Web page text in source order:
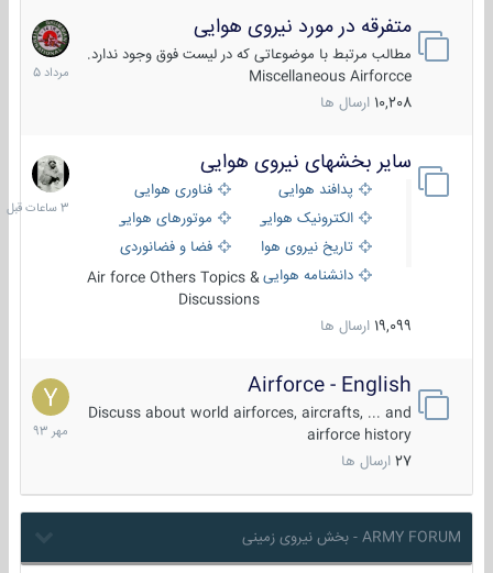
متفرقه در مورد نیروی هوایی
مطالب مرتبط با موضوعاتی که در لیست فوق وجود ندارد.
Miscellaneous Airforcce
10,208 ارسال ها
7
مرداد
سایر بخشهای نیروی هوایی
پدافند هوایی
فناوری هوایی
الکترونیک هوایی
موتورهای هوایی
تاریخ نیروی هوایی
فضا و فضانوردی
دانشنامه هوایی Air force Others Topics &
Discussions
19,099 ارسال ها
3
قبل
Airforce - English
Discuss about world airforces, aircrafts, ... and
airforce history
27 ارسال ها
15
مهر
ARMY FORUM - بخش نیروی زمینی